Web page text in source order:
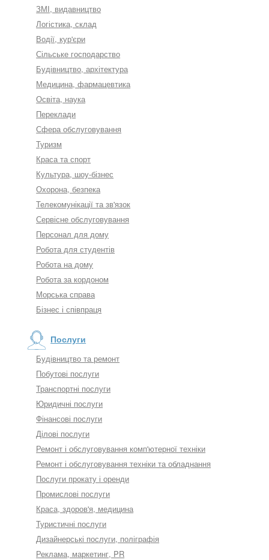
ЗМІ, видавництво
Логістика, склад
Водії, кур'єри
Сільське господарство
Будівництво, архітектура
Медицина, фармацевтика
Освіта, наука
Переклади
Сфера обслуговування
Туризм
Краса та спорт
Культура, шоу-бізнес
Охорона, безпека
Телекомунікації та зв'язок
Сервісне обслуговування
Персонал для дому
Робота для студентів
Робота на дому
Робота за кордоном
Морська справа
Бізнес і співпраця
Послуги
Будівництво та ремонт
Побутові послуги
Транспортні послуги
Юридичні послуги
Фінансові послуги
Ділові послуги
Ремонт і обслуговування комп'ютерної техніки
Ремонт і обслуговування техніки та обладнання
Послуги прокату і оренди
Промислові послуги
Краса, здоров'я, медицина
Туристичні послуги
Дизайнерські послуги, поліграфія
Реклама, маркетинг, PR